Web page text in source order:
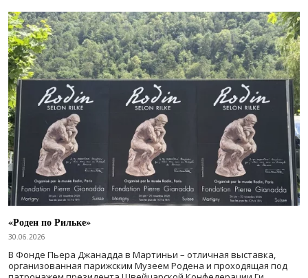
«Роден по Рильке»
30.06.2026
В Фонде Пьера Джанадда в Мартиньи – отличная выставка,
организованная парижским Музеем Родена и проходящая под